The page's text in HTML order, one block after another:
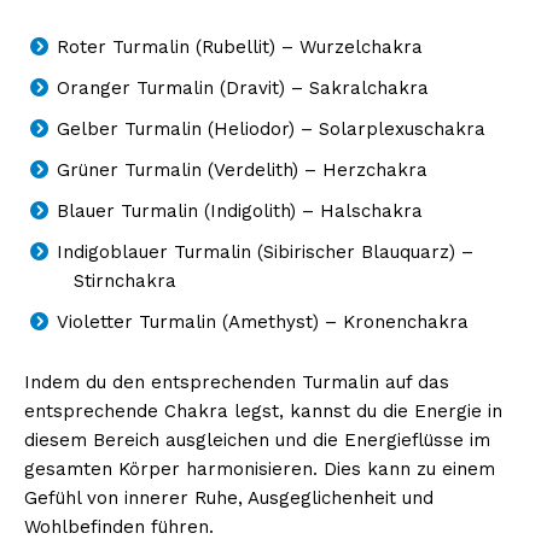
Roter Turmalin (Rubellit) – Wurzelchakra
Oranger Turmalin (Dravit) – Sakralchakra
Gelber Turmalin (Heliodor) – Solarplexuschakra
Grüner Turmalin (Verdelith) – Herzchakra
Blauer Turmalin (Indigolith) – Halschakra
Indigoblauer Turmalin (Sibirischer Blauquarz) –
Stirnchakra
Violetter Turmalin (Amethyst) – Kronenchakra
Indem du den entsprechenden Turmalin auf das
entsprechende Chakra legst, kannst du die Energie in
diesem Bereich ausgleichen und die Energieflüsse im
gesamten Körper harmonisieren. Dies kann zu einem
Gefühl von innerer Ruhe, Ausgeglichenheit und
Wohlbefinden führen.